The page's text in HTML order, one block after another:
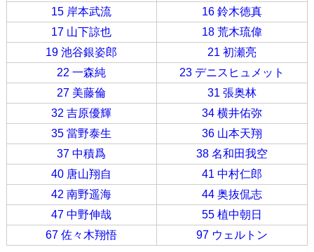
15 岸本武流
16 鈴木徳真
17 山下諒也
18 荒木琉偉
19 池谷銀姿郎
21 初瀬亮
22 一森純
23 デニスヒュメット
27 美藤倫
31 張奥林
32 吉原優輝
34 横井佑弥
35 當野泰生
36 山本天翔
37 中積爲
38 名和田我空
40 唐山翔自
41 中村仁郎
42 南野遥海
44 奥抜侃志
47 中野伸哉
55 植中朝日
67 佐々木翔悟
97 ウェルトン